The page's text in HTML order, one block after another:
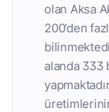
olan Aksa
200’den
alanda 333